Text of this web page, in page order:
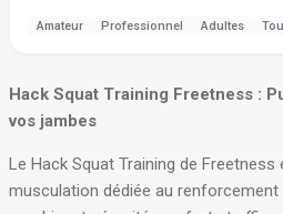
Amateur Professionnel Adultes
Hack Squat Training Freetness :
vos jambes
Le Hack Squat Training de Freetness
musculation dédiée au